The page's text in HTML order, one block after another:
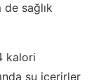
sağlık
kalori
su içerirler